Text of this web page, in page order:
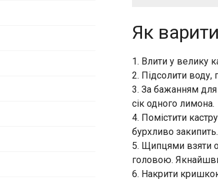
Як
1. Влити у велику
2. Підсолити воду,
3. За бажанням для
сік одного лимона.
4. Помістити
бурхливо закипить.
5. Щипцями взяти
головою.
6. Накрити